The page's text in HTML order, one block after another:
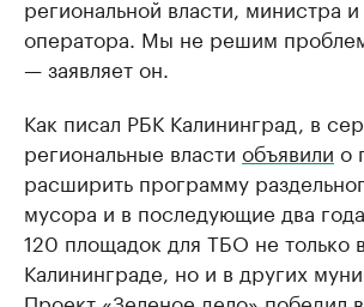
региональной власти, министра
оператора. Мы не решим
— заявляет он.
Как писал РБК Калининград, в
региональные власти объявили о
расширить программу
мусора и в последующие два
120 площадок для ТБО не только в
Калининграде, но и в других